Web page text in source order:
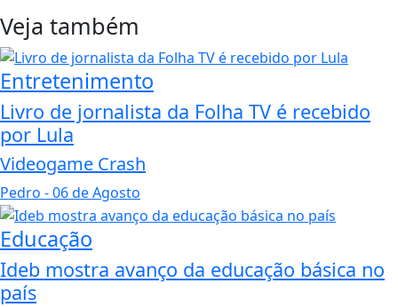
Veja também
Entretenimento
Livro de jornalista da Folha TV é recebido
por Lula
Videogame Crash
Pedro - 06 de Agosto
Educação
Ideb mostra avanço da educação básica no
país